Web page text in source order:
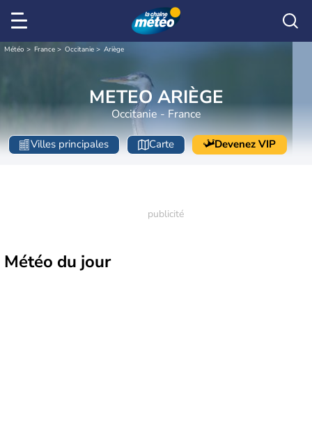
Météo France Occitanie Ariège
METEO ARIÈGE
Occitanie - France
Villes principales Carte Devenez VIP
Météo du jour